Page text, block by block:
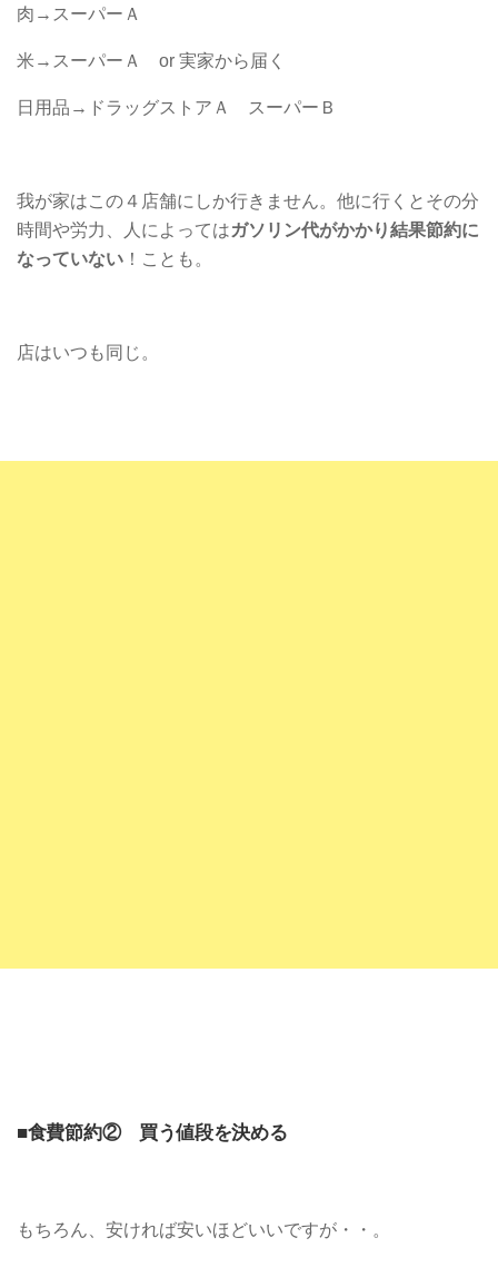
肉→スーパーＡ
米→スーパーＡ or 実家から届く
日用品→ドラッグストアＡ スーパーＢ
我が家はこの４店舗にしか行きません。他に行くとその分
時間や労力、人によってはガソリン代がかかり結果節約に
なっていない ！ことも。
店はいつも同じ。
■食費節約② 買う値段を決める
もちろん、安ければ安いほどいいですが・・。